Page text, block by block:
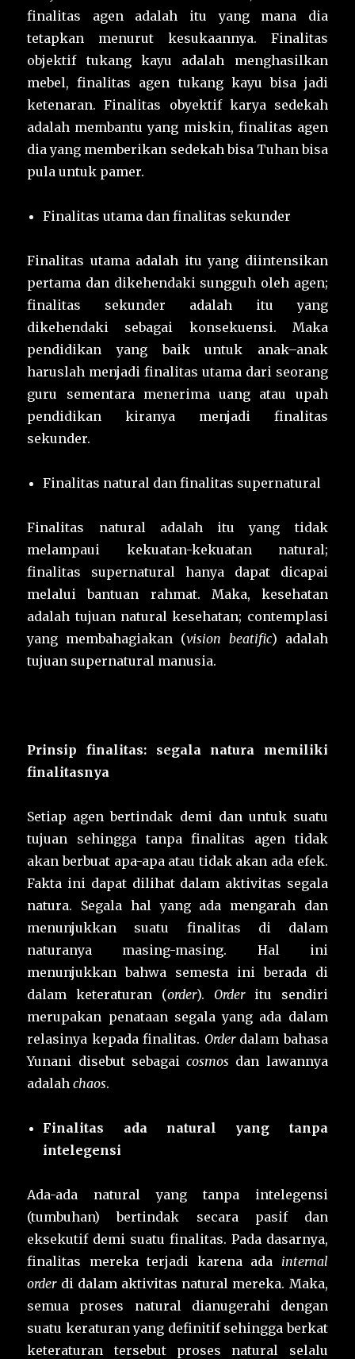
finalitas agen adalah itu yang mana dia
tetapkan menurut kesukaannya. Finalitas
objektif tukang kayu adalah menghasilkan
mebel, finalitas agen tukang kayu bisa jadi
ketenaran. Finalitas obyektif karya sedekah
adalah membantu yang miskin, finalitas agen
dia yang memberikan sedekah bisa Tuhan bisa
pula untuk pamer.
Finalitas utama dan finalitas sekunder
Finalitas utama adalah itu yang diintensikan
pertama dan dikehendaki sungguh oleh agen;
finalitas sekunder adalah itu yang
dikehendaki sebagai konsekuensi. Maka
pendidikan yang baik untuk anak–anak
haruslah menjadi finalitas utama dari seorang
guru sementara menerima uang atau upah
pendidikan kiranya menjadi finalitas
sekunder.
Finalitas natural dan finalitas supernatural
Finalitas natural adalah itu yang tidak
melampaui kekuatan-kekuatan natural;
finalitas supernatural hanya dapat dicapai
melalui bantuan rahmat. Maka, kesehatan
adalah tujuan natural kesehatan; contemplasi
yang membahagiakan (vision beatific) adalah
tujuan supernatural manusia.
Prinsip finalitas:
segala natura memiliki
finalitasnya
Setiap agen bertindak demi dan untuk suatu
tujuan sehingga tanpa finalitas agen tidak
akan berbuat apa-apa atau tidak akan ada efek.
Fakta ini dapat dilihat dalam aktivitas segala
natura. Segala hal yang ada mengarah dan
menunjukkan suatu finalitas di dalam
naturanya masing-masing. Hal ini
menunjukkan bahwa semesta ini berada di
dalam keteraturan (order). Orderitu sendiri
merupakan penataan segala yang ada dalam
relasinya kepada finalitas. Orderdalam bahasa
Yunani disebut sebagaicosmos dan lawannya
adalahchaos.
Finalitas ada natural yang tanpa
intelegensi
Ada-ada natural yang tanpa intelegensi
(tumbuhan) bertindak secara pasif dan
eksekutif demi suatu finalitas. Pada dasarnya,
finalitas mereka terjadi karena ada internal
orderdi dalam aktivitas natural mereka. Maka,
semua proses natural dianugerahi dengan
suatu keraturan yang definitif sehingga berkat
keteraturan tersebut proses natural selalu